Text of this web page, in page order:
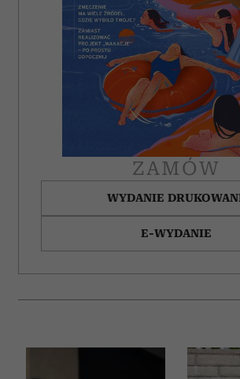
Partnerzy mogą połączyć te informacje
otrzymanymi od Ciebie lub uzyskanymi
korzystania z ich usług.
ZAMÓW
WYDANIE
E-WYDANIE